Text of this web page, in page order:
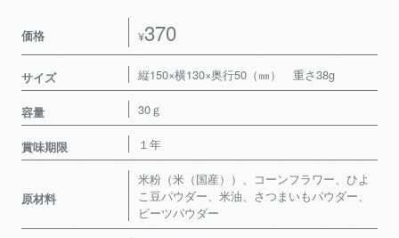
価格 ¥370
サイズ 縦150×横130×奥行50（㎜） 重さ38g
容量 30ｇ
賞味期限 １年
原材料
米粉（米（国産））、コーンフラワー、ひよ
こ豆パウダー、米油、さつまいもパウダー、
ビーツパウダー